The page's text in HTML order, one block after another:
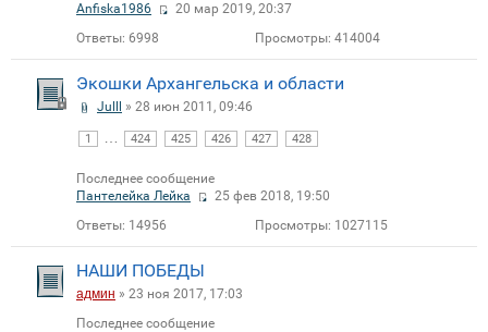
Anfiska1986
20 мар 2019, 20:37
Ответы: 6998 Просмотры: 414004
Экошки Архангельска и области
Julll » 28 июн 2011, 09:46
1 424 425 426 427 428
Последнее сообщение
Пантелейка Лейка
25 фев 2018, 19:50
Ответы: 14956 Просмотры: 1027115
НАШИ ПОБЕДЫ
админ » 23 ноя 2017, 17:03
Последнее сообщение